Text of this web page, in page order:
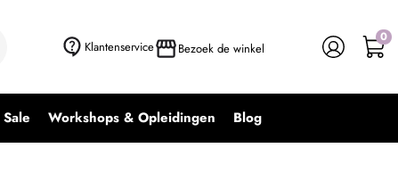
Klantenservice Bezoek de winkel
0
Sale Workshops & Opleidingen Blog